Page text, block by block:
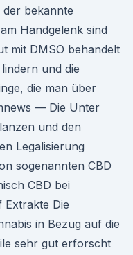
bekannte
Handgelenk sind
mit DMSO behandelt
und die
die man über
— Die Unter
und den
Legalisierung
sogenannten CBD
CBD bei
Die
in Bezug auf die
sehr gut erforscht